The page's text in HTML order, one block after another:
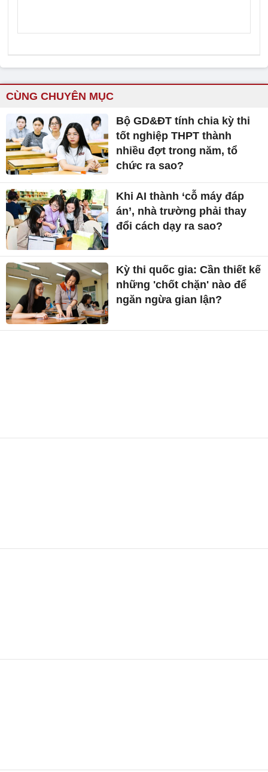
CÙNG CHUYÊN MỤC
Bộ GD&ĐT tính chia kỳ thi
tốt nghiệp THPT thành
nhiều đợt trong năm, tổ
chức ra sao?
Khi AI thành ‘cỗ máy đáp
án’, nhà trường phải thay
đổi cách dạy ra sao?
Kỳ thi quốc gia: Cần thiết kế
những 'chốt chặn' nào để
ngăn ngừa gian lận?